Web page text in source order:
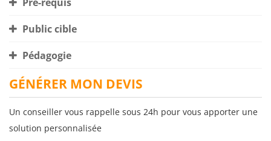
Public cible
Pédagogie
GÉNÉRER MON DEVIS
Un conseiller vous rappelle sous 24h pour vous apporter une
solution personnalisée